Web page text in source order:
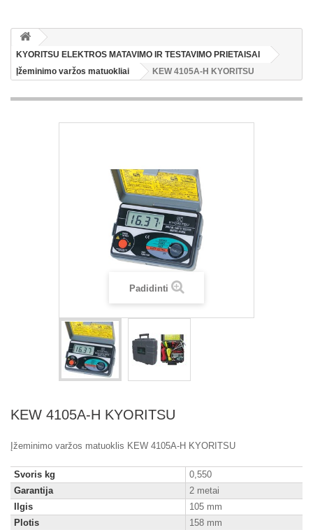
KYORITSU ELEKTROS MATAVIMO IR TESTAVIMO PRIETAISAI
Įžeminimo varžos matuokliai
KEW 4105A-H KYORITSU
Padidinti
KEW 4105A-H KYORITSU
Įžeminimo varžos matuoklis KEW 4105A-H KYORITSU
Svoris kg
0,550
Garantija
2 metai
Ilgis
105 mm
Plotis
158 mm